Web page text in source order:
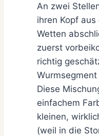
An zwei
ihren Kopf
Wetten
zuerst
richtig
Diese
einfachem
kleinen,
(weil in die